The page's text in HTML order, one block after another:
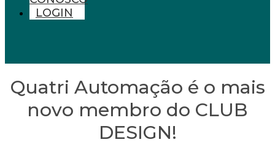
LOGIN
Quatri Automação é o mais
novo membro do CLUB
DESIGN!